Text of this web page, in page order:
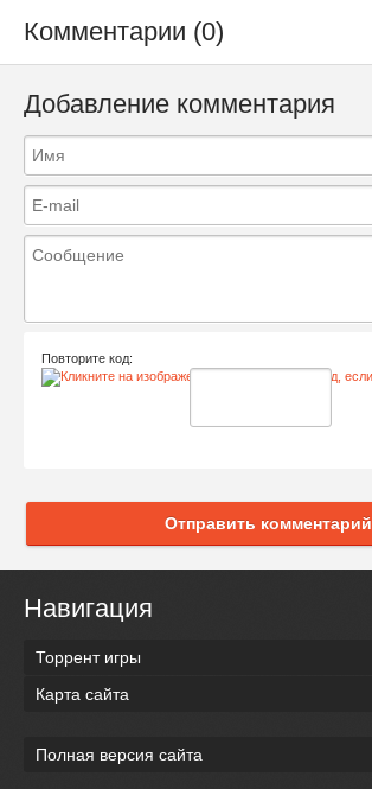
Комментарии (0)
Добавление комментария
Повторите код:
Отправить комментарий
Навигация
Торрент игры
Карта сайта
Полная версия сайта